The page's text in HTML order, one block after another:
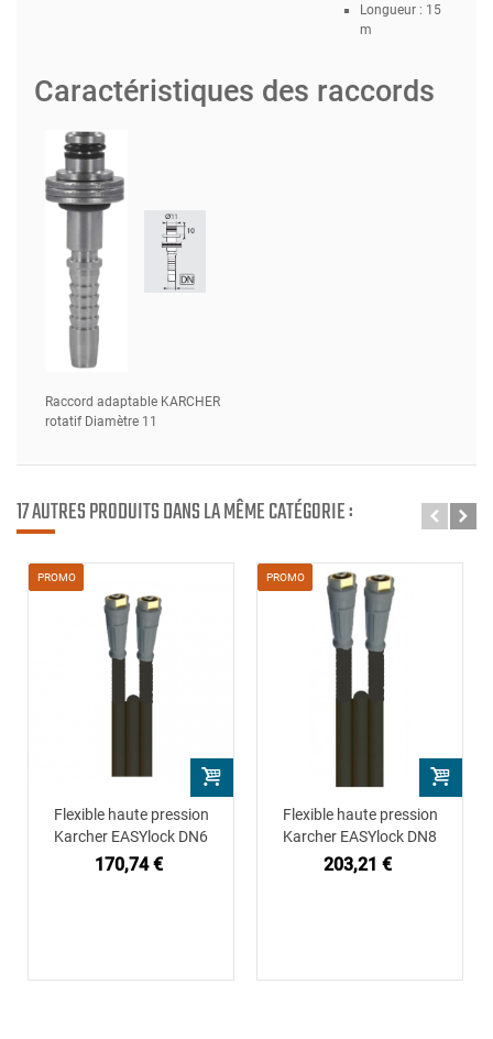
Longueur : 15
m
Caractéristiques des raccords
Raccord adaptable KARCHER
rotatif Diamètre 11
17 AUTRES PRODUITS DANS LA MÊME CATÉGORIE :
PROMO
Flexible haute pression
Karcher EASYlock DN6
170,74 €
PROMO
Flexible haute pression
Karcher EASYlock DN8
203,21 €